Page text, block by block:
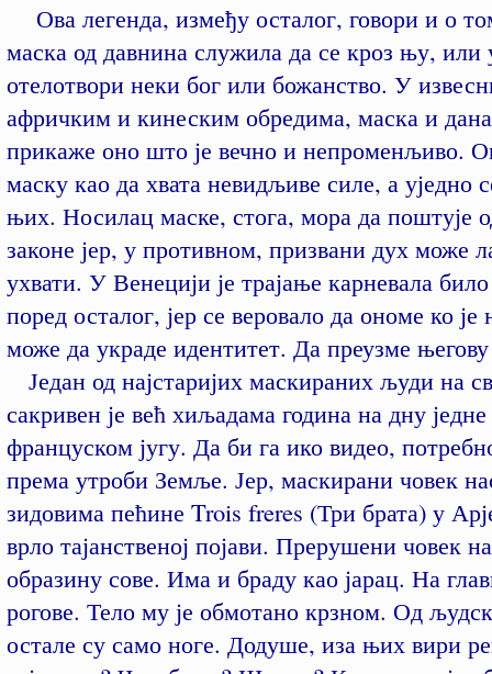
Ова легенда, између осталог, говори и о
маска од давнина служила да се кроз њу,
отелотвори неки бог или божанство. У
афричким и кинеским обредима, маска и
прикаже оно што је вечно и непроменљиво.
маску као да хвата невидљиве силе, а уједно
њих. Носилац маске, стога, мора да поштује
законе јер, у противном, призвани дух може
ухвати. У Венецији је трајање карневала
поред осталог, јер се веровало да ономе ко
може да украде идентитет. Да преузме
Један од најстаријих маскираних људи на
сакривен је већ хиљадама година на дну
француском југу. Да би га ико видео,
према утроби Земље. Јер, маскирани човек
зидовима пећине Trois freres (Три брата) у
врло тајанственој појави. Прерушени човек
образину сове. Има и браду као јарац. На
рогове. Тело му је обмотано крзном. Од
остале су само ноге. Додуше, иза њих вири